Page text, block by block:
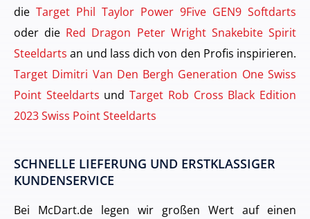
die Target Phil Taylor Power 9Five GEN9 Softdarts
oder die Red Dragon Peter Wright Snakebite Spirit
Steeldarts an und lass dich von den Profis inspirieren.
Target Dimitri Van Den Bergh Generation One Swiss
Point Steeldarts undTarget Rob Cross Black Edition
2023 Swiss Point Steeldarts
SCHNELLE LIEFERUNG UND ERSTKLASSIGER
KUNDENSERVICE
Bei McDart.de legen wir großen Wert auf einen